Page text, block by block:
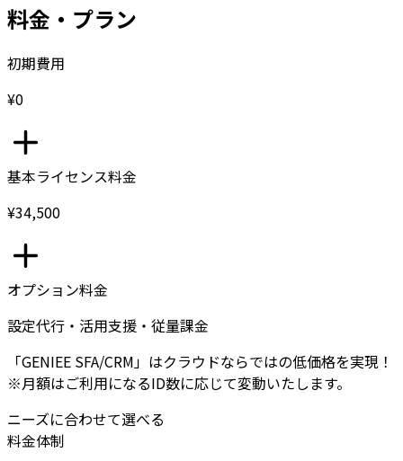
料金・プラン
初期費用
¥0
基本ライセンス料金
¥34,500
オプション料金
設定代行・活用支援・従量課金
「GENIEE SFA/CRM」はクラウドならではの低価格を実現！
※月額はご利用になるID数に応じて変動いたします。
ニーズに合わせて選べる
料金体制